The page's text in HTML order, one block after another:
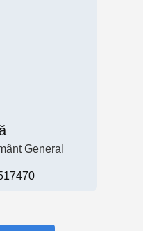
General